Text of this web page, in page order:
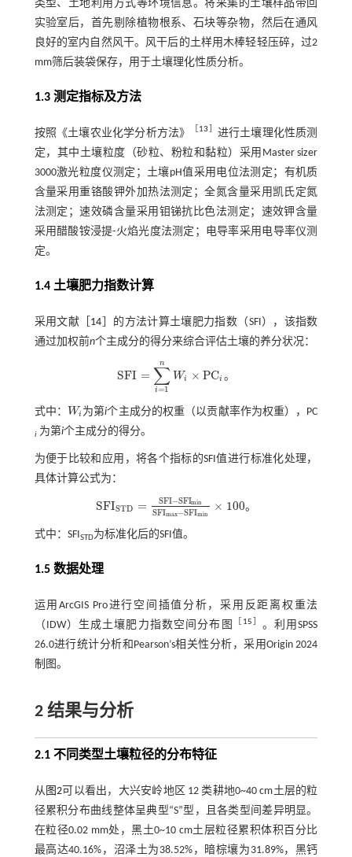
类型、土地利用方式等环境信息。将采集的土壤样品带回
实验室后，首先剔除植物根系、石块等杂物，然后在通风
良好的室内自然风干。风干后的土样用木棒轻轻压碎，过2
mm筛后装袋保存，用于土壤理化性质分析。
1.3 测定指标及方法
按照《土壤农业化学分析方法》 ［13］ 进行土壤理化性质测
定，其中土壤粒度（砂粒、粉粒和黏粒）采用Master sizer
3000激光粒度仪测定；土壤pH值采用电位法测定；有机质
含量采用重铬酸钾外加热法测定；全氮含量采用凯氏定氮
法测定；速效磷含量采用钼锑抗比色法测定；速效钾含量
采用醋酸铵浸提-火焰光度法测定；电导率采用电导率仪测
定。
1.4 土壤肥力指数计算
采用文献［ 14 ］的方法计算土壤肥力指数（SFI），该指数
通过加权前n个主成分的得分来综合评估土壤的养分状况：
SFI = ∑
i=1
n
Wi × PCi
SFI=∑i= nW ×PC 。
式中： Wi
Wi 为第i个主成分的权重（以贡献率作为权重），PC
i为第i个主成分的得分。
为便于比较和应用，将各个指标的SFI值进行标准化处理，
具体计算公式为：
SFISTD = SFI−SFImin
SFImax−SFImin
× 100
SFI STD=S FI- SFIminSFImax- SFI min×100
。
式中：SFISTD为标准化后的SFI值。
1.5 数据处理
运用ArcGIS Pro进行空间插值分析，采用反距离权重法
（IDW）生成土壤肥力指数空间分布图
15
。利用SPSS
26.0进行统计分析和Pearson’s相关性分析，采用Origin 2024
制图。
2 结果与分析
2.1 不同类型土壤粒径的分布特征
从图2可以看出，大兴安岭地区 12 类耕地0~40 cm土层的粒
径累积分布曲线整体呈典型“S”型，且各类型间差异明显。
在粒径0.02 mm处，黑土0~10 cm土层粒径累积体积百分比
最高达40.16%，沼泽土为38.52%，暗棕壤为31.89%，黑钙